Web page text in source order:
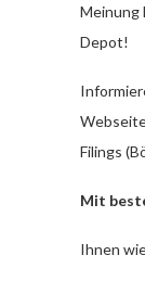
Meinung
Depot!
Filings
Mit
Ihnen